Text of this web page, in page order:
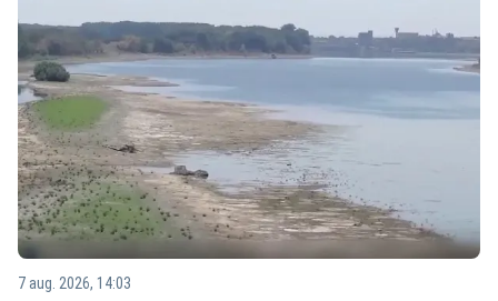
7 aug. 2026, 14:03